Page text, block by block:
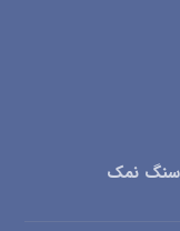
سنگ نمک